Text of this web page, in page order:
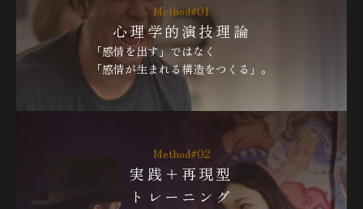
Method#01
心理学的演技理論
「感情を出す」ではなく
「感情が生まれる構造をつくる」。
Method#02
実践＋再現型
トレーニング